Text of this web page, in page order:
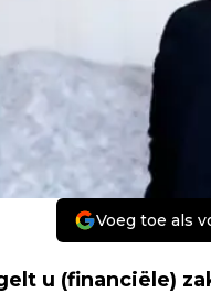
Voeg toe als
u (financiële)